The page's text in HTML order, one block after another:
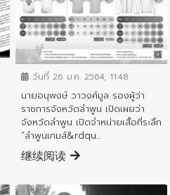
ข่าวประชาสัมพันธ์
วันที่ 26 ม.ค. 2564, 11:48
นายอนุพงษ์ วาวงศ์มูล รองผู้ว่า
ราชการจังหวัดลำพูน เปิดเผยว่า
จังหวัดลำพูน เปิดจำหน่ายเสื้อที่ระลึก
“ลำพูนเกมส์&rdqu...
继续阅读